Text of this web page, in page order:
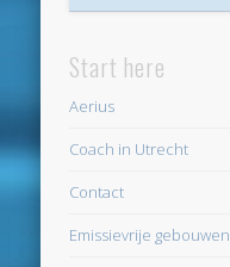
Start here
Aerius
Coach in Utrecht
Contact
Emissievrije gebouwen